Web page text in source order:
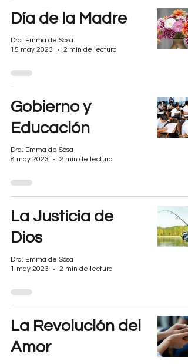
Día de la Madre
Dra. Emma de Sosa
15 may 2023
2 min de lectura
Gobierno y
Educación
Dra. Emma de Sosa
8 may 2023
2 min de lectura
La Justicia de
Dios
Dra. Emma de Sosa
1 may 2023
2 min de lectura
La Revolución del
Amor